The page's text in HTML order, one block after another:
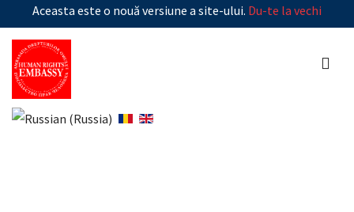
Aceasta este o nouă versiune a site-ului. Du-te la vechi